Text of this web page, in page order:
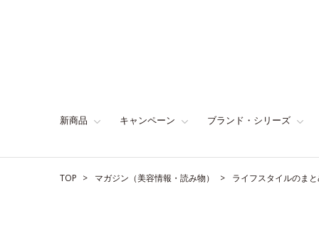
新商品 キャンペーン ブランド・シリーズ
TOP マガジン（美容情報・読み物） ライフスタイルのま